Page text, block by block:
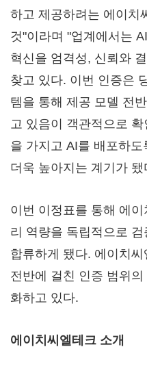
하고 제공하려는 에이치
것"이라며 "업계에서는
혁신을 엄격성, 신뢰와
찾고 있다. 이번 인증은
템을 통해 제공 모델 전
고 있음이 객관적으로
을 가지고 AI를 배포하도
더욱 높아지는 계기가
이번 이정표를 통해 에
리 역량을 독립적으로 검
합류하게 됐다. 에이치
전반에 걸친 인증 범위
화하고 있다.
에이치씨엘테크 소개